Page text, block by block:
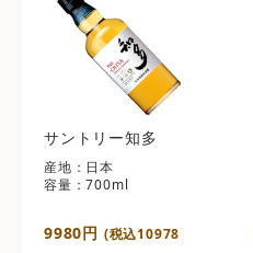
サントリー知多
産地：日本
容量：700ml
9980円 (税込10978